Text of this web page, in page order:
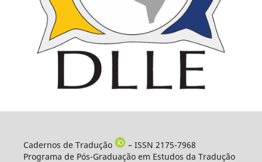
Cadernos de Tradução
– ISSN 2175-7968
Programa de Pós-Graduação em Estudos da Tradução